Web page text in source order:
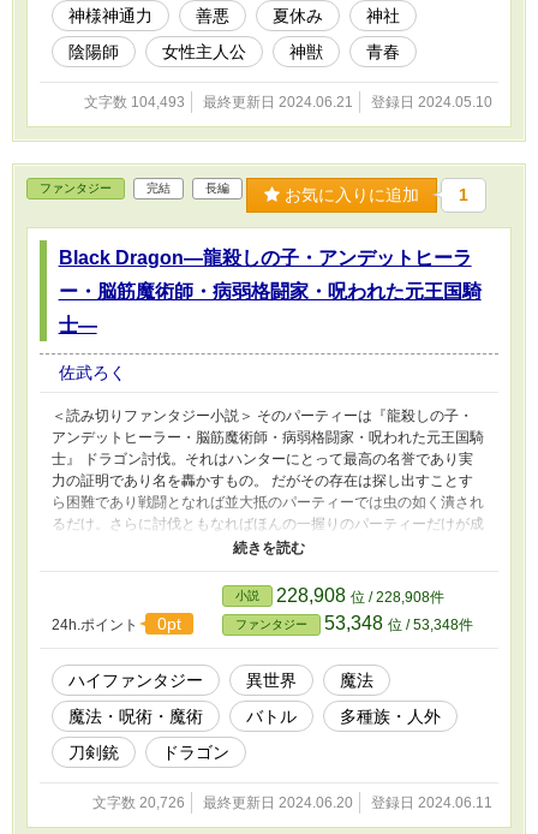
人喰い神獣である真口神との出会いから鳴海乃蒼の例年とは違った
不思議なひと夏が幕を開けた。 ※この物語はフィクションです。
実在の団体や人物と一切関係はありません。また如何なる宗教に対
神様神通力 善悪 夏休み
神社
陰陽師
女性主人公 神獣 青春
文字数 104,493 最終更新日 2024.06.21 登録日 2024.05.10
ファンタジー 完結 長編 お気に入りに追加 1
Black Dragon―龍殺しの子・アンデットヒーラ
ー・脳筋魔術師・病弱格闘家・呪われた元王国騎
士―
佐武ろく
＜読み切りファンタジー小説＞ そのパーティーは『龍殺しの子・
アンデットヒーラー・脳筋魔術師・病弱格闘家・呪われた元王国騎
士』 ドラゴン討伐。それはハンターにとって最高の名誉であり実
力の証明であり名を轟かすもの。 だがその存在は探し出すことす
ら困難であり戦闘となれば並大抵のパーティーでは虫の如く潰され
るだけ。さらに討伐ともなればほんの一握りのパーティーだけが成
し遂げられるかどうか。 しかしそんな困難極まりないドラゴン討
伐を2世代連続で成し遂げた一族が存在した。『龍殺しの一族 ドラ
クレス』。彼らは少人数のパーティーを率いてドラゴンを討伐し
た。そして龍殺しの一族に新たな世代が生まれた。主人公シグル
ズ・S・ドラクレスは父そして祖父を越えるためごく一部でしか語
り継がれていない伝説の中の伝説ブラックドラゴンの討伐を試み
る。 ※この物語はフィクションです。実在の団体や人物と一切関
係はありません。
24h.ポイント 0pt
小説 228,908 位 / 228,908件
ファンタジー 53,348 位 / 53,348件
ハイファンタジー 異世界
魔法
魔法・呪術・魔術
バトル
多種族・人外
刀剣銃
ドラゴン
文字数 20,726 最終更新日 2024.06.20 登録日 2024.06.11